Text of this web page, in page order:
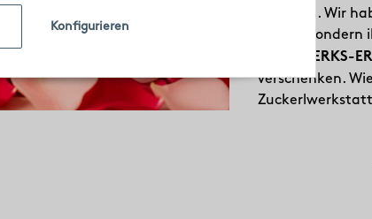
die Liebe. Wir
kreiert, sondern
HANDWERKS-
verschenken.
Konfigurieren